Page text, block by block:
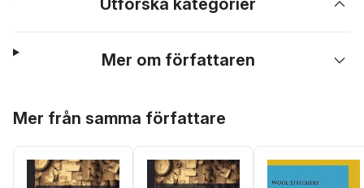
Utforska kategorier
Mer om författaren
Mer från samma författare